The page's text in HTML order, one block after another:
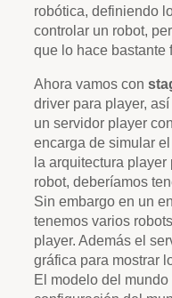
robótica, definiendo
controlar un robot,
que lo hace bastante
Ahora vamos con
driver para player,
un servidor player
encarga de simular
la arquitectura player
robot, deberíamos
Sin embargo en un
tenemos varios
player. Además el
gráfica para mostrar
El modelo del